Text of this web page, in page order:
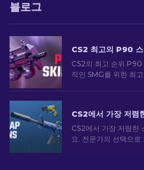
블로그
CS2의 최고 순위 P90
적인 SMG를 위한 최
CS2에서 가장 저렴한
요. 전문가의 선택으로